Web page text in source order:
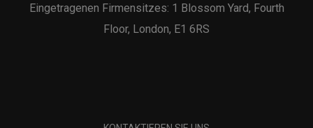
Eingetragenen Firmensitzes: 1 Blossom Yard, Fourth
Floor, London, E1 6RS